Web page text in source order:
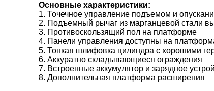
Основные характеристики:
1. Точечное управление подъемом и
2. Подъемный рычаг из марганцевой стали
3. Противоскользящий пол на платформе
4. Панели управления доступны на
5. Тонкая шлифовка цилиндра с хорошими
6. Аккуратно складывающиеся ограждения
7. Встроенные аккумулятор и зарядное
8. Дополнительная платформа расширения